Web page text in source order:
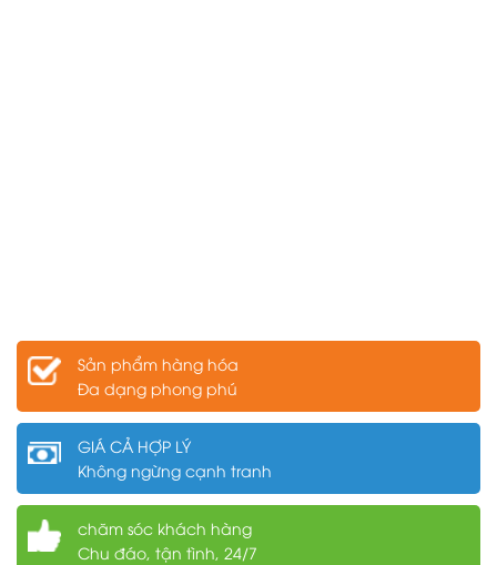
Sản phẩm hàng hóa
Đa dạng phong phú
GIÁ CẢ HỢP LÝ
Không ngừng cạnh tranh
chăm sóc khách hàng
Chu đáo, tận tình, 24/7